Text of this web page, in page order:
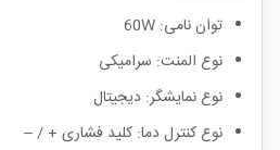
توان نامی: 60W
نوع المنت: سرامیکی
نوع نمایشگر: دیجیتال
نوع کنترل دما: کلید فشاری + / –